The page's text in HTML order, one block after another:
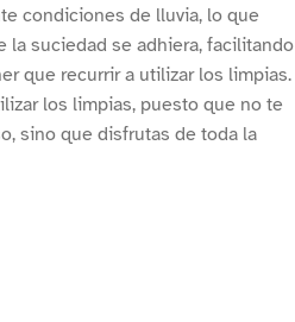
condiciones de lluvia, lo que
la suciedad se adhiera, facilitando
que recurrir a utilizar los limpias.
los limpias, puesto que no te
sino que disfrutas de toda la